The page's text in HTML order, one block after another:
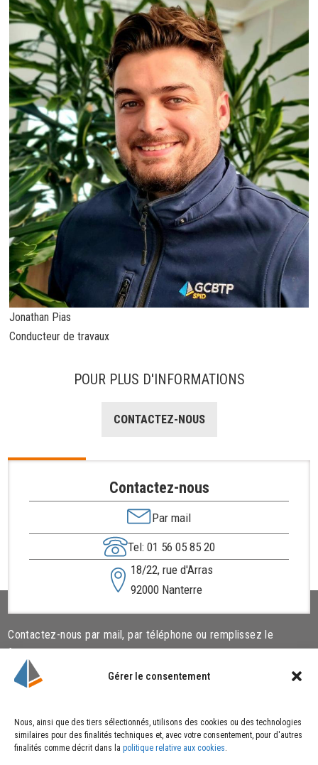
Gérer le consentement
Nous, ainsi que des tiers sélectionnés, utilisons des cookies ou des technologies
similaires pour des finalités techniques et, avec votre consentement, pour d'autres
finalités comme décrit dans la politique relative aux cookies.
POUR PLUS D'INFORMATIONS
CONTACTEZ-NOUS
Jonathan Pias
Conducteur de travaux
Contactez-nous
Par mail
Tel: 01 56 05 85 20
18/22, rue d'Arras
92000 Nanterre
Contactez-nous par mail, par téléphone ou remplissez le
Liens utiles
Qui sommes-nous ?
Cookies
Politique de cookies